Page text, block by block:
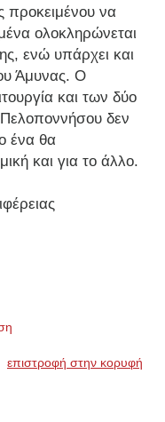
προκειμένου να
ολοκληρώνεται
ενώ υπάρχει και
Άμυνας. Ο
και των δύο
δεν
ένα θα
και για το άλλο.
επιστροφή στην κορυφή